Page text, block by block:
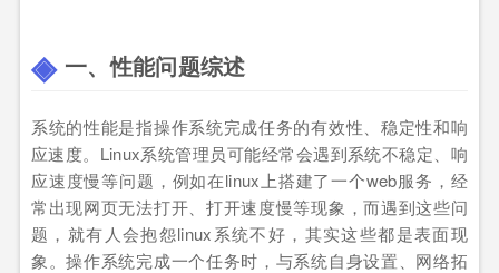
一、性能问题综述
系统的性能是指操作系统完成任务的有效性、稳定性和响
应速度。Linux系统管理员可能经常会遇到系统不稳定、响
应速度慢等问题，例如在linux上搭建了一个web服务，经
常出现网页无法打开、打开速度慢等现象，而遇到这些问
题，就有人会抱怨linux系统不好，其实这些都是表面现
象。操作系统完成一个任务时，与系统自身设置、网络拓